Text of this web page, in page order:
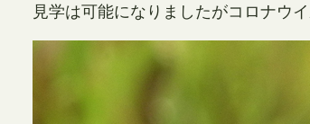
見学は可能になりましたがコロナウ